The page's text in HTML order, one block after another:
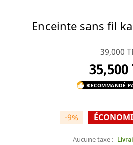
Enceinte sans fil
39,000
35,500
thumb_up RECOMMANDÉ
-9%
Aucune taxe :